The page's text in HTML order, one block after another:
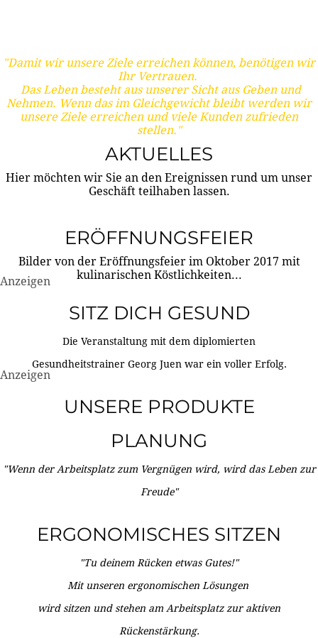
"Damit wir unsere Ziele erreichen können, benötigen wir
Ihr Vertrauen.
Das Leben besteht aus unserer Sicht aus Geben und
Nehmen. Wenn das im Gleichgewicht bleibt werden wir
unsere Ziele erreichen und viele Kunden zufrieden
stellen."
AKTUELLES
Hier möchten wir Sie an den Ereignissen rund um unser
Geschäft teilhaben lassen.
ERÖFFNUNGSFEIER
Bilder von der Eröffnungsfeier im Oktober 2017 mit
kulinarischen Köstlichkeiten...
Anzeigen
SITZ DICH GESUND
Die Veranstaltung mit dem diplomierten
Gesundheitstrainer Georg Juen war ein voller Erfolg.
Anzeigen
UNSERE PRODUKTE
PLANUNG
"Wenn der Arbeitsplatz zum Vergnügen wird, wird das Leben zur
Freude"
ERGONOMISCHES SITZEN
"Tu deinem Rücken etwas Gutes!"
Mit unseren ergonomischen Lösungen
wird sitzen und stehen am Arbeitsplatz zur aktiven
Rückenstärkung.